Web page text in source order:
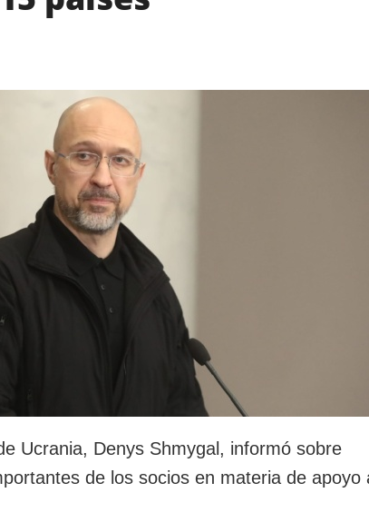
Ucrania, Denys Shmygal, informó sobre
de los socios en materia de apoyo